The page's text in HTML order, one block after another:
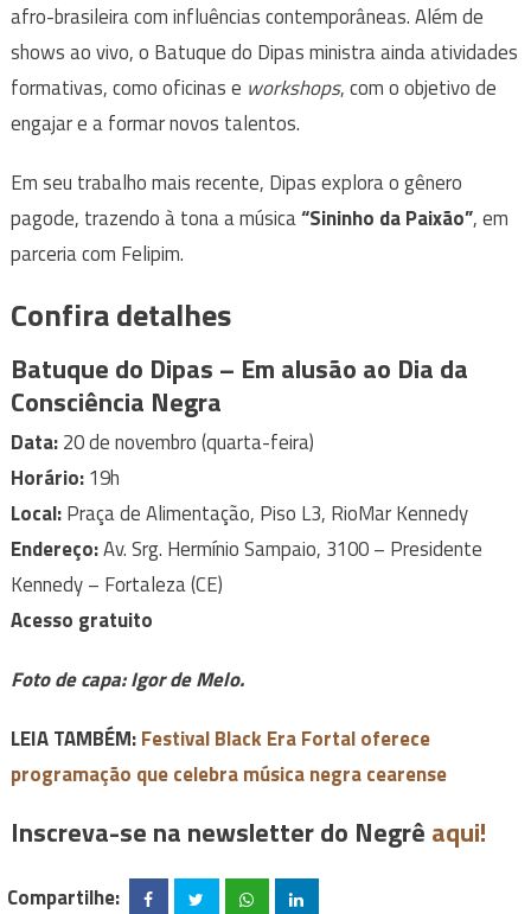
afro-brasileira com influências contemporâneas. Além de
shows ao vivo, o Batuque do Dipas ministra ainda atividades
formativas, como oficinas e workshops, com o objetivo de
engajar e a formar novos talentos.
Em seu trabalho mais recente, Dipas explora o gênero
pagode, trazendo à tona a música“Sininho da Paixão”, em
parceria com Felipim.
Confira detalhes
Batuque do Dipas – Em alusão ao Dia da
Consciência Negra
Data:20 de novembro (quarta-feira)
Horário:19h
Local:Praça de Alimentação, Piso L3, RioMar Kennedy
Endereço:Av. Srg. Hermínio Sampaio, 3100 – Presidente
Kennedy – Fortaleza (CE)
Acesso gratuito
Foto de capa: Igor de Melo.
LEIA TAMBÉM:Festival Black Era Fortal oferece
programação que celebra música negra cearense
Inscreva-se na newsletter do Negrê aqui!
Compartilhe: